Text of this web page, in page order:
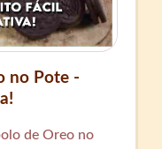
no Pote -
de Oreo no